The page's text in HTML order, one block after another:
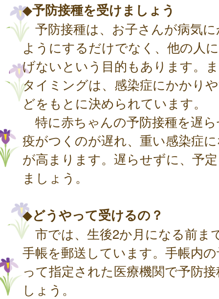
◆予防接種を受けましょう
予防接種は、お子さんが病気に
ようにするだけでなく、他の人
げないという目的もあります。
タイミングは、感染症にかかり
どをもとに決められています。
特に赤ちゃんの予防接種を遅
疫がつくのが遅れ、重い感染症
が高まります。遅らせずに、予
ましょう。
◆どうやって受けるの？
市では、生後2か月になる前ま
手帳を郵送しています。手帳内
って指定された医療機関で予防
しょう。